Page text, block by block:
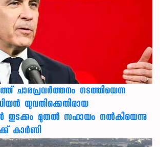
ചാരപ്രവര്‍ത്തനം നടത്തിയെന്ന
യുവതിക്കെതിരായ
തുടക്കം മുതല്‍ സഹായം നല്‍കിയെന്നു
കാര്‍ണി